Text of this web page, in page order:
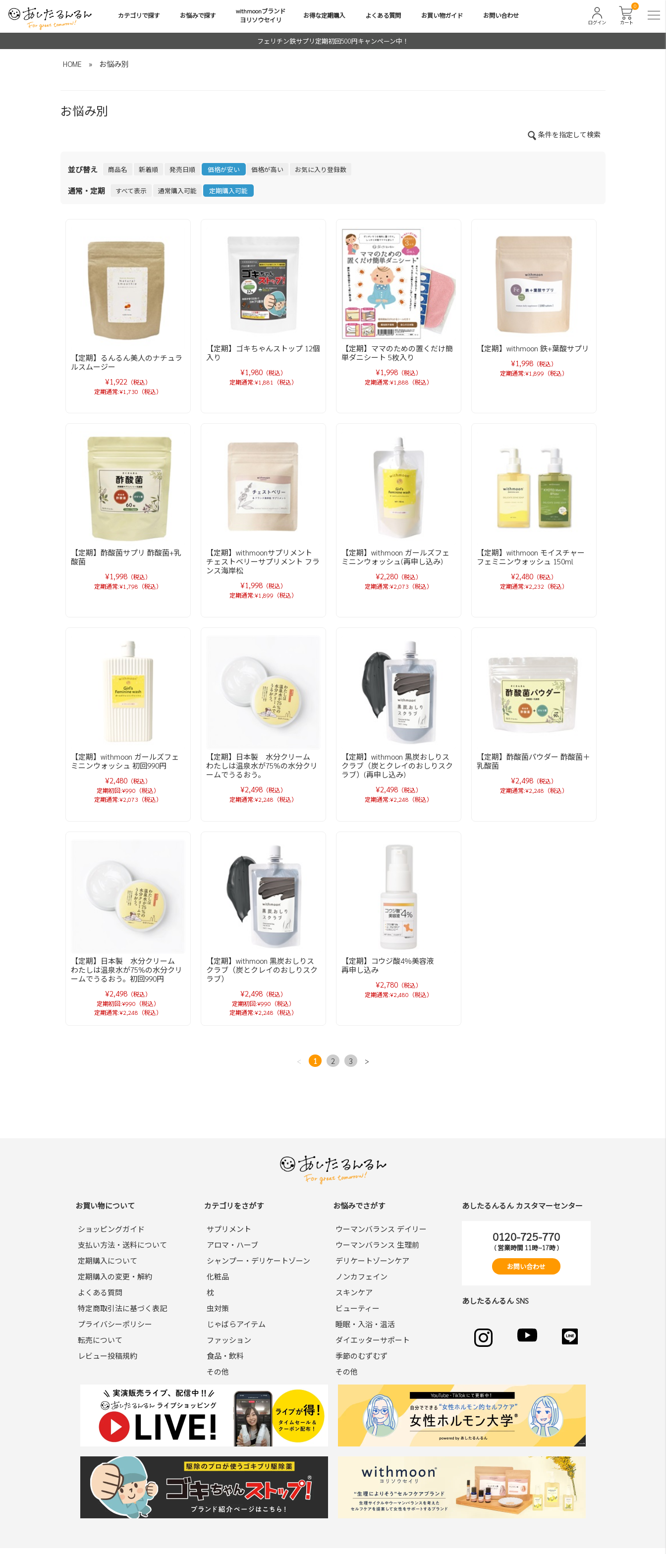
カテゴリで探す お悩みで探す
withmoonブランド
ヨリソウセイリ
お得な定期購入 よくある質問 お買い物ガイド お問い合わせ
カート
0
ログイン
フェリチン鉄サプリ定期初回500円キャンペーン中！
HOME » お悩み別
お悩み別
条件を指定して検索
並び替え 商品名 新着順 発売日順 価格が安い 価格が高い お気に入り登録数
通常・定期 すべて表示 通常購入可能 定期購入可能
【定期】るんるん美人のナチュラ
ルスムージー
¥1,922 （税込）
定期通常:¥1,730（税込）
【定期】ゴキちゃんストップ 12個
入り
¥1,980 （税込）
定期通常:¥1,881（税込）
【定期】ママのための置くだけ簡
単ダニシート 5枚入り
¥1,998 （税込）
定期通常:¥1,888（税込）
【定期】withmoon 鉄+葉酸サプリ
¥1,998 （税込）
定期通常:¥1,899（税込）
【定期】酢酸菌サプリ 酢酸菌+乳
酸菌
¥1,998 （税込）
定期通常:¥1,798（税込）
【定期】withmoonサプリメント
チェストベリーサプリメント フラ
ンス海岸松
¥1,998 （税込）
定期通常:¥1,899（税込）
【定期】withmoon ガールズフェ
ミニンウォッシュ(再申し込み)
¥2,280 （税込）
定期通常:¥2,073（税込）
【定期】withmoon モイスチャー
フェミニンウォッシュ 150ml
¥2,480 （税込）
定期通常:¥2,232（税込）
【定期】withmoon ガールズフェ
ミニンウォッシュ 初回990円
¥2,480 （税込）
定期初回:¥990（税込）
定期通常:¥2,073（税込）
【定期】日本製 水分クリーム
わたしは温泉水が75%の水分クリ
ームでうるおう。
¥2,498 （税込）
定期通常:¥2,248（税込）
【定期】withmoon 黒炭おしりス
クラブ（炭とクレイのおしりスク
ラブ）(再申し込み)
¥2,498 （税込）
定期通常:¥2,248（税込）
【定期】酢酸菌パウダー 酢酸菌＋
乳酸菌
¥2,498 （税込）
定期通常:¥2,248（税込）
【定期】日本製 水分クリーム
わたしは温泉水が75%の水分クリ
ームでうるおう。初回990円
¥2,498 （税込）
定期初回:¥990（税込）
定期通常:¥2,248（税込）
【定期】withmoon 黒炭おしりス
クラブ（炭とクレイのおしりスク
ラブ）
¥2,498 （税込）
定期初回:¥990（税込）
定期通常:¥2,248（税込）
【定期】コウジ酸4％美容液
再申し込み
¥2,780 （税込）
定期通常:¥2,480（税込）
< 1 2 3 >
お買い物について
ショッピングガイド
支払い方法・送料について
定期購入について
定期購入の変更・解約
よくある質問
特定商取引法に基づく表記
プライバシーポリシー
転売について
レビュー投稿規約
カテゴリをさがす
サプリメント
アロマ・ハーブ
シャンプー・デリケートゾーン
化粧品
枕
虫対策
じゃばらアイテム
ファッション
食品・飲料
その他
お悩みでさがす
ウーマンバランス デイリー
ウーマンバランス 生理前
デリケートゾーンケア
ノンカフェイン
スキンケア
ビューティー
睡眠・入浴・温活
ダイエッターサポート
季節のむずむず
その他
あしたるんるん カスタマーセンター
0120-725-770
( 営業時間 11時~17時 )
お問い合わせ
あしたるんるん SNS